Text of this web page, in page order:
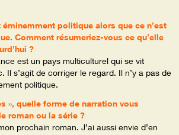
éminemment politique alors que ce n’est
Comment résumeriez-vous ce qu’elle
?
est un pays multiculturel qui se vit
Il s’agit de corriger le regard. Il n’y a pas de
politique.
», quelle forme de narration vous
roman ou la série ?
prochain roman. J’ai aussi envie d’en